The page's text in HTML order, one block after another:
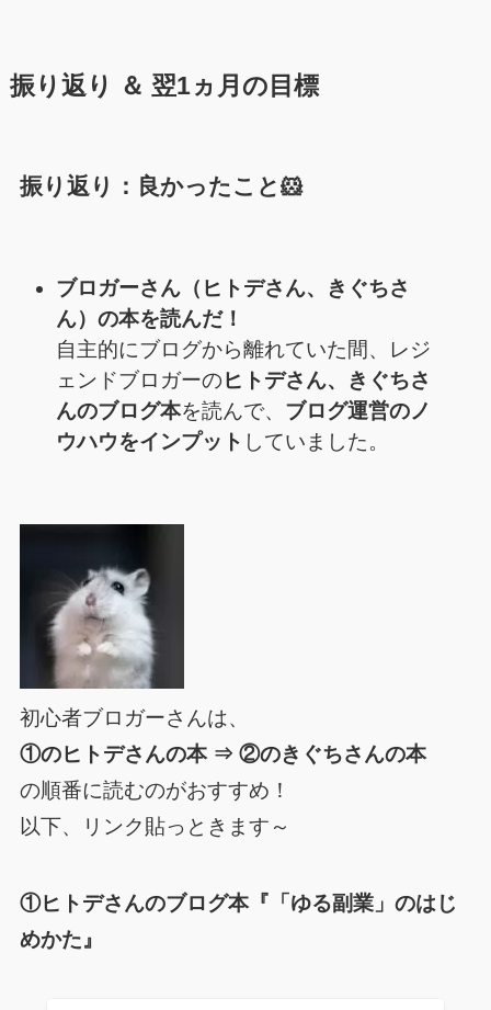
振り返り ＆ 翌1ヵ月の目標
振り返り：良かったこと🐹
ブロガーさん（ヒトデさん、きぐちさ
ん）の本を読んだ！
自主的にブログから離れていた間、レジ
ェンドブロガーのヒトデさん、きぐちさ
んのブログ本を読んで、 ブログ運営のノ
ウハウをインプット していました。
初心者ブロガーさんは、
①のヒトデさんの本 ⇒ ②のきぐちさんの本
の順番に読むのがおすすめ！
以下、リンク貼っときます～
①ヒトデさんのブログ本『「ゆる副業」のはじ
めかた』